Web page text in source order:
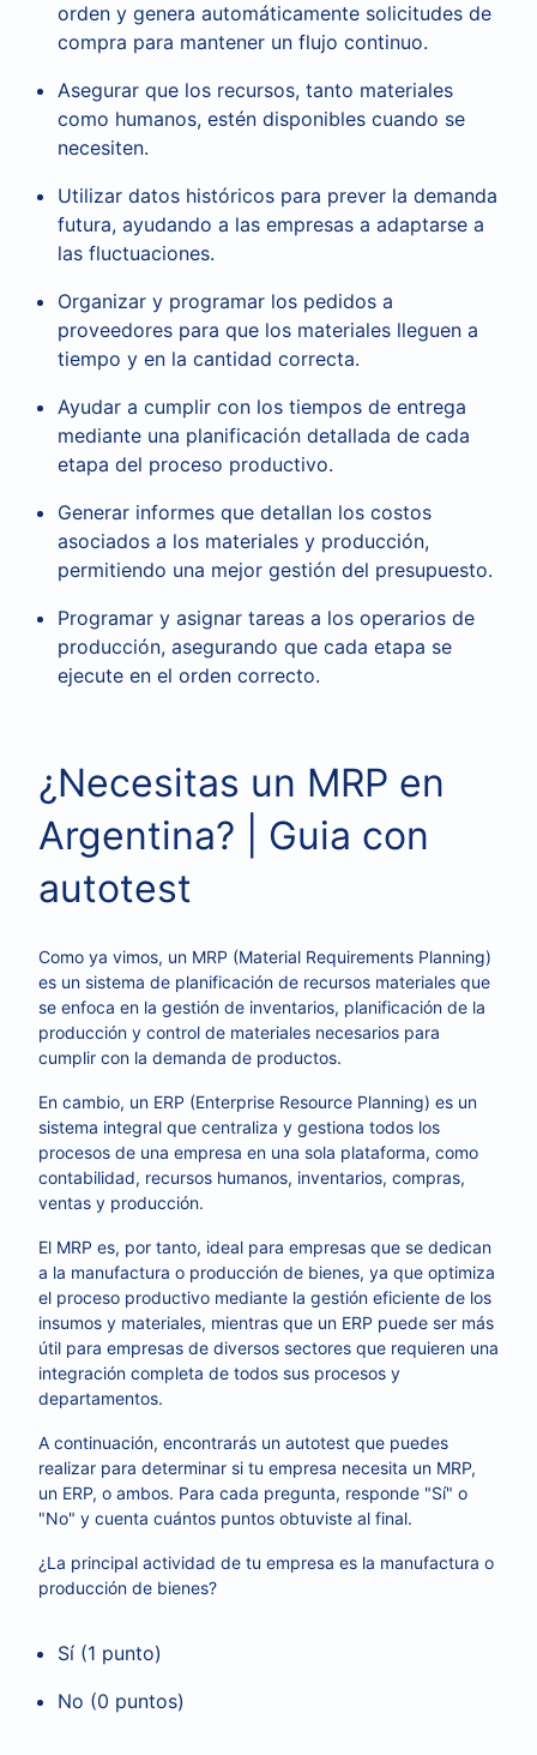
orden y genera automáticamente solicitudes de
compra para mantener un flujo continuo.
Asegurar que los recursos, tanto materiales
como humanos, estén disponibles cuando se
necesiten.
Utilizar datos históricos para prever la demanda
futura, ayudando a las empresas a adaptarse a
las fluctuaciones.
Organizar y programar los pedidos a
proveedores para que los materiales lleguen a
tiempo y en la cantidad correcta.
Ayudar a cumplir con los tiempos de entrega
mediante una planificación detallada de cada
etapa del proceso productivo.
Generar informes que detallan los costos
asociados a los materiales y producción,
permitiendo una mejor gestión del presupuesto.
Programar y asignar tareas a los operarios de
producción, asegurando que cada etapa se
ejecute en el orden correcto.
¿Necesitas un MRP en
Argentina? | Guia con
autotest
Como ya vimos, un MRP (Material Requirements Planning)
es un sistema de planificación de recursos materiales que
se enfoca en la gestión de inventarios, planificación de la
producción y control de materiales necesarios para
cumplir con la demanda de productos.
En cambio, un ERP (Enterprise Resource Planning) es un
sistema integral que centraliza y gestiona todos los
procesos de una empresa en una sola plataforma, como
contabilidad, recursos humanos, inventarios, compras,
ventas y producción.
El MRP es, por tanto, ideal para empresas que se dedican
a la manufactura o producción de bienes, ya que optimiza
el proceso productivo mediante la gestión eficiente de los
insumos y materiales, mientras que un ERP puede ser más
útil para empresas de diversos sectores que requieren una
integración completa de todos sus procesos y
departamentos.
A continuación, encontrarás un autotest que puedes
realizar para determinar si tu empresa necesita un MRP,
un ERP, o ambos. Para cada pregunta, responde "Sí" o
"No" y cuenta cuántos puntos obtuviste al final.
¿La principal actividad de tu empresa es la manufactura o
producción de bienes?
Sí (1 punto)
No (0 puntos)